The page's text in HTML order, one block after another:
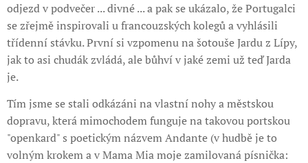
odjezd v podvečer ... divné ... a pak se ukázalo, že Portugalci
se zřejmě inspirovali u francouzských kolegů a vyhlásili
třídenní stávku. První si vzpomenu na šotouše Jardu z Lípy,
jak to asi chudák zvládá, ale bůhví v jaké zemi už teď Jarda
je.
Tím jsme se stali odkázáni na vlastní nohy a městskou
dopravu, která mimochodem funguje na takovou portskou
"openkard" s poetickým názvem Andante (v hudbě je to
volným krokem a v Mama Mia moje zamilovaná písnička: